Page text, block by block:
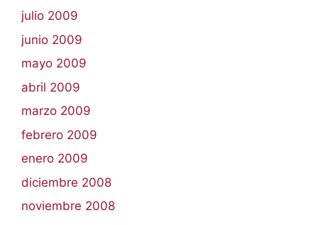
julio 2009
junio 2009
mayo 2009
abril 2009
marzo 2009
febrero 2009
enero 2009
diciembre 2008
noviembre 2008